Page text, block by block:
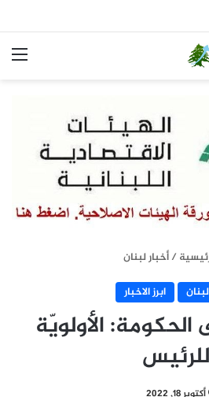
منذ 7 أشهر
/ أخبار لبنان
ابرز الاخبار
الحكومة: الأولويّة
للرئيس